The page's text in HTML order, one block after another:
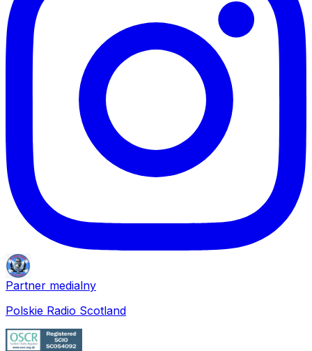
Partner medialny
Polskie Radio Scotland